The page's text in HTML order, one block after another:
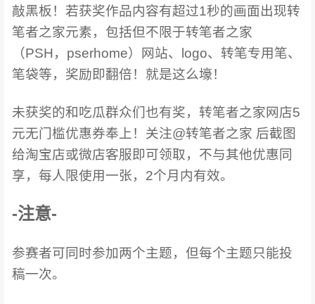
敲黑板！若获奖作品内容有超过1秒的画面出现转
笔者之家元素，包括但不限于转笔者之家
（PSH，pserhome）网站、logo、转笔专用笔、
笔袋等，奖励即翻倍！就是这么壕！
未获奖的和吃瓜群众们也有奖，转笔者之家网店5
元无门槛优惠券奉上！关注@转笔者之家 后截图
给淘宝店或微店客服即可领取，不与其他优惠同
享，每人限使用一张，2个月内有效。
-注意-
参赛者可同时参加两个主题，但每个主题只能投
稿一次。